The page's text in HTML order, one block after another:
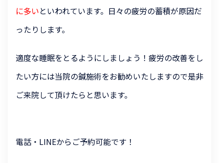
に多いといわれています。日々の疲労の蓄積が原因だ
ったりします。
適度な睡眠をとるようにしましょう！疲労の改善をし
たい方には当院の鍼施術をお勧めいたしますので是非
ご来院して頂けたらと思います。
電話・LINEからご予約可能です！